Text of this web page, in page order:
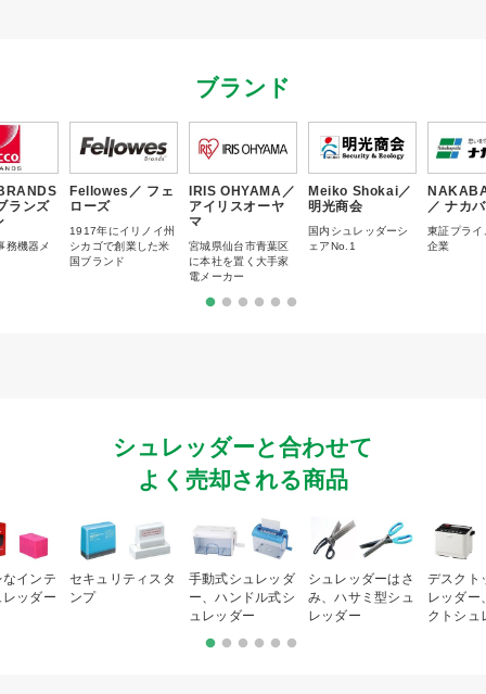
ブランド
ランズ
務機器メ
Fellowes／ フェ
ローズ
1917年にイリノイ州
シカゴで創業した米
国ブランド
IRIS OHYAMA／
アイリスオーヤ
マ
宮城県仙台市青葉区
に本社を置く大手家
電メーカー
Meiko Shokai／
明光商会
国内シュレッダーシ
ェアNo.1
／ ナカ
東証プライ
企業
シュレッダーと合わせて
よく売却される商品
インテ
ッダー
セキュリティスタ
ンプ
手動式シュレッダ
ー、ハンドル式シ
ュレッダー
シュレッダーはさ
み、ハサミ型シュ
レッダー
デスクト
レッダー
クトシュ